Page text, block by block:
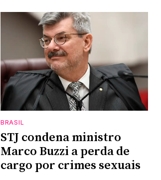
BRASIL
STJ condena ministro
Marco Buzzi a perda de
cargo por crimes sexuais